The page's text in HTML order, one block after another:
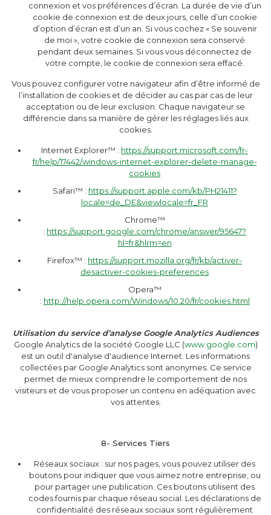
connexion et vos préférences d’écran. La durée de vie d’un
cookie de connexion est de deux jours, celle d’un cookie
d’option d’écran est d’un an. Si vous cochez « Se souvenir
de moi », votre cookie de connexion sera conservé
pendant deux semaines. Si vous vous déconnectez de
votre compte, le cookie de connexion sera effacé.
Vous pouvez configurer votre navigateur afin d’être informé de
l’installation de cookies et de décider au cas par cas de leur
acceptation ou de leur exclusion. Chaque navigateur se
différencie dans sa manière de gérer les réglages liés aux
cookies.
Internet Explorer™ : https://support.microsoft.com/fr-
fr/help/17442/windows-internet-explorer-delete-manage-
cookies
Safari™ : https://support.apple.com/kb/PH21411?
locale=de_DE&viewlocale=fr_FR
Chrome™
: https://support.google.com/chrome/answer/95647?
hl=fr&hlrm=en
Firefox™ : https://support.mozilla.org/fr/kb/activer-
desactiver-cookies-preferences
Opera™
: http://help.opera.com/Windows/10.20/fr/cookies.html
Utilisation du service d’analyse Google Analytics Audiences
Google Analytics de la société Google LLC (www.google.com)
est un outil d'analyse d'audience Internet. Les informations
collectées par Google Analytics sont anonymes. Ce service
permet de mieux comprendre le comportement de nos
visiteurs et de vous proposer un contenu en adéquation avec
vos attentes.
8- Services Tiers
Réseaux sociaux : sur nos pages, vous pouvez utiliser des
boutons pour indiquer que vous aimez notre entreprise, ou
pour partager une publication. Ces boutons utilisent des
codes fournis par chaque réseau social. Les déclarations de
confidentialité des réseaux sociaux sont régulièrement